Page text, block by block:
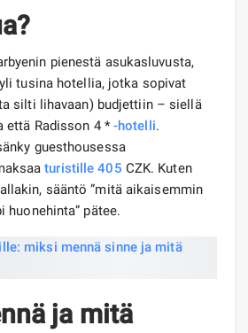
pienestä asukasluvusta,
tusina hotellia, jotka sopivat
silti lihavaan) budjettiin – siellä
että Radisson 4 * -hotelli.
guesthousessa
turistille 405 CZK. Kuten
sääntö ”mitä aikaisemmin
huonehinta” pätee.
ja mitä